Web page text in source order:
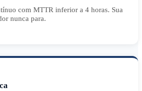
com MTTR inferior a 4 horas. Sua
nunca para.